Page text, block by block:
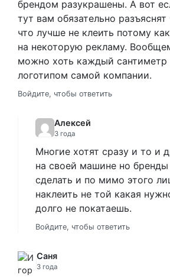
брендом разукрашены. А вот
тут вам обязательно
что лучше не клеить потому
на некоторую рекламу.
можно хоть каждый сантиметр
логотипом самой компании.
Войдите, чтобы ответить
Алексей
3 года
Многие хотят сразу и то и
на своей машине но
сделать и по мимо этого
наклеить не той какая
долго не покатаешь.
Войдите, чтобы ответить
Саня
3 года